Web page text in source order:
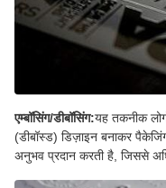
एम्बॉसिंग/डीबॉसिंग:यह तकनीक
(डीबॉस्ड) डिज़ाइन बनाकर
अनुभव प्रदान करती है, जिससे